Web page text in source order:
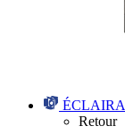
Retour